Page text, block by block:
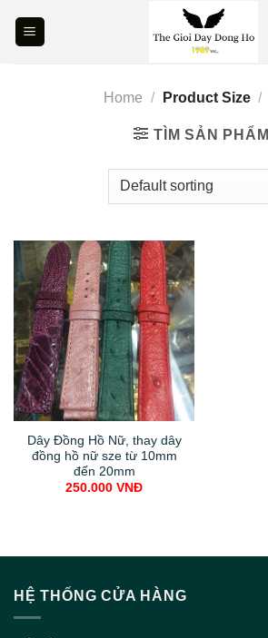
Home / Product Size /
TÌM SẢN PHẨM
Dây Đồng Hồ Nữ, thay dây
đồng hồ nữ sze từ 10mm
đến 20mm
250.000 VNĐ
HỆ THỐNG CỬA HÀNG